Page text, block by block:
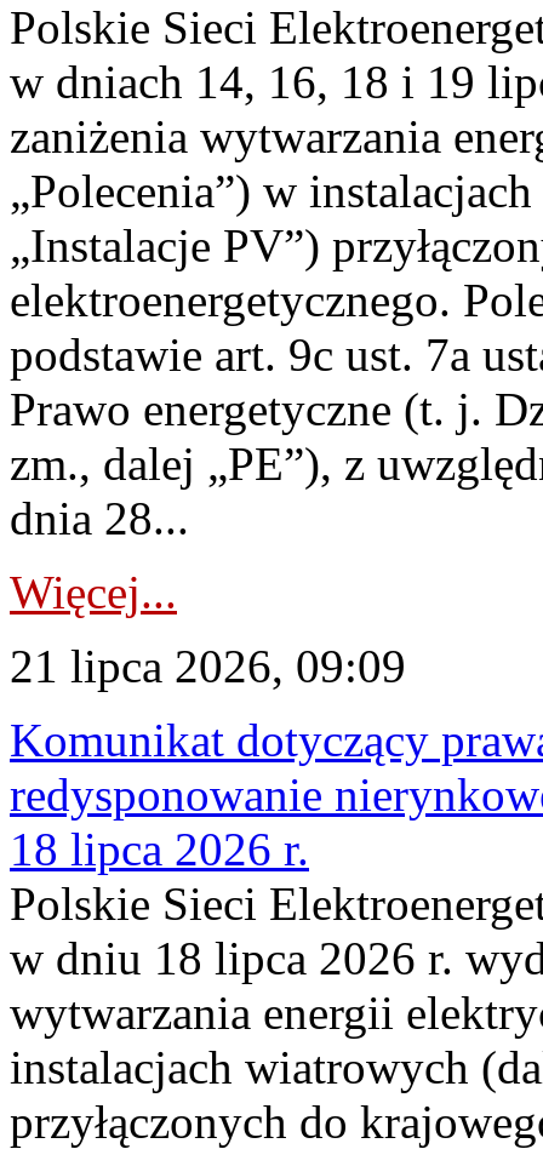
Polskie Sieci
w dniach 14, 16, 18 i 19
zaniżenia wytwarzania
„Polecenia”) w
„Instalacje PV”)
elektroenergetycznego.
podstawie art. 9c ust. 7a
Prawo energetyczne (t. j.
zm., dalej „PE”), z
dnia 28...
Więcej...
21 lipca 2026, 09:09
Komunikat dotyczący
redysponowanie
18 lipca 2026 r.
Polskie Sieci
w dniu 18 lipca 2026 r.
wytwarzania energii
instalacjach wiatrowych
przyłączonych do